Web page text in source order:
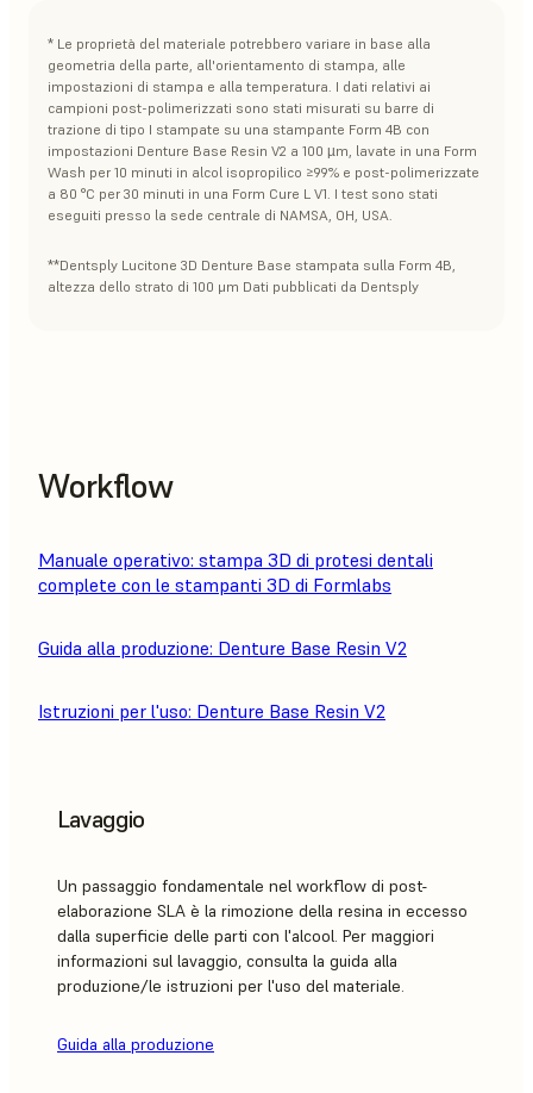
* Le proprietà del materiale potrebbero variare in base alla
geometria della parte, all'orientamento di stampa, alle
impostazioni di stampa e alla temperatura. I dati relativi ai
campioni post-polimerizzati sono stati misurati su barre di
trazione di tipo I stampate su una stampante Form 4B con
impostazioni Denture Base Resin V2 a 100 µm, lavate in una Form
Wash per 10 minuti in alcol isopropilico ≥99% e post-polimerizzate
a 80 °C per 30 minuti in una Form Cure L V1. I test sono stati
eseguiti presso la sede centrale di NAMSA, OH, USA.
**Dentsply Lucitone 3D Denture Base stampata sulla Form 4B,
altezza dello strato di 100 μm Dati pubblicati da Dentsply
Workflow
Manuale operativo: stampa 3D di protesi dentali
complete con le stampanti 3D di Formlabs
Guida alla produzione: Denture Base Resin V2
Istruzioni per l'uso: Denture Base Resin V2
Lavaggio
Un passaggio fondamentale nel workflow di post-
elaborazione SLA è la rimozione della resina in eccesso
dalla superficie delle parti con l'alcool. Per maggiori
informazioni sul lavaggio, consulta la guida alla
produzione/le istruzioni per l'uso del materiale.
Guida alla produzione